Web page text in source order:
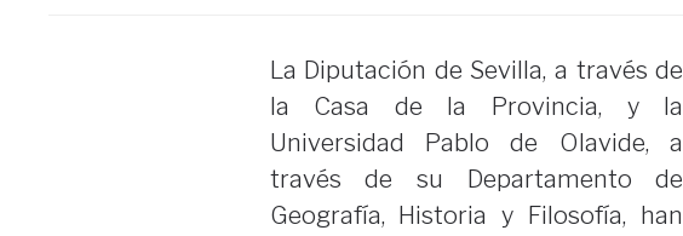
La Diputación de Sevilla, a través de
la Casa de la Provincia, y la
Universidad Pablo de Olavide, a
través de su Departamento de
Geografía, Historia y Filosofía, han